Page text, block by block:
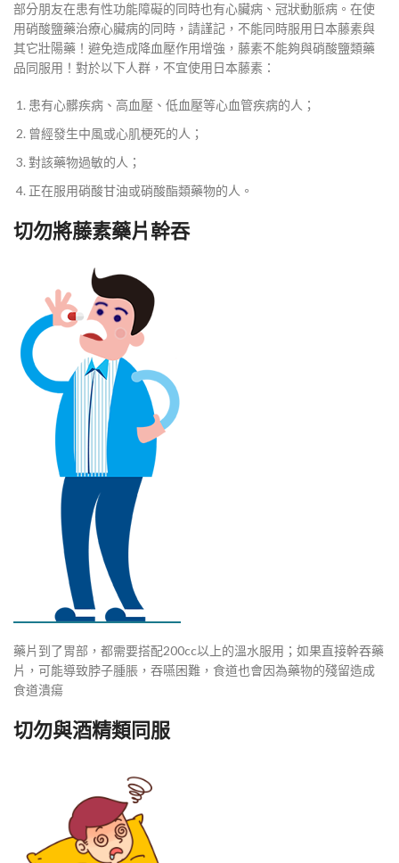
部分朋友在患有性功能障礙的同時也有心臟病、冠狀動脈病。在使
用硝酸鹽藥治療心臟病的同時，請謹記，不能同時服用日本藤素與
其它壯陽藥！避免造成降血壓作用增強，藤素不能夠與硝酸鹽類藥
品同服用！對於以下人群，不宜使用日本藤素：
患有心髒疾病、高血壓、低血壓等心血管疾病的人；
曾經發生中風或心肌梗死的人；
對該藥物過敏的人；
正在服用硝酸甘油或硝酸酯類藥物的人。
切勿將藤素藥片幹吞
藥片到了胃部，都需要搭配200cc以上的溫水服用；如果直接幹吞藥
片，可能導致脖子腫脹，吞嚥困難，食道也會因為藥物的殘留造成
食道潰瘍
切勿與酒精類同服